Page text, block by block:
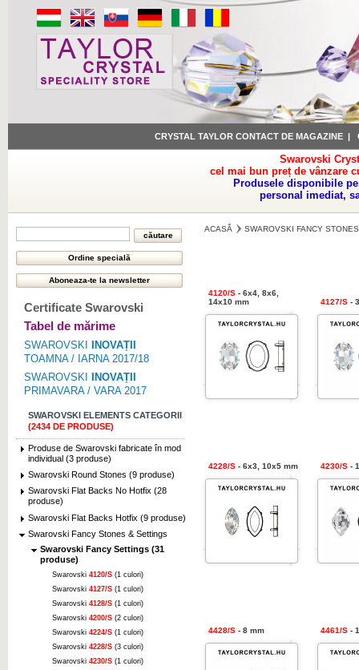
CRYSTAL TAYLOR CONTACT DE MAGAZINE |
Swarovski
cel mai bun preț de vânzare
Produsele disponibile
personal imediat,
Certificate Swarovski
Tabel de mărime
SWAROVSKI
INOVAȚII
TOAMNA / IARNA 2017/18
SWAROVSKI
INOVAȚII
PRIMAVARA / VARA 2017
SWAROVSKI ELEMENTS CATEGORII
(2434 DE PRODUSE)
Produse de Swarovski fabricate în mod
individual (3 produse)
Swarovski Round Stones (9 produse)
Swarovski Flat Backs No Hotfix (28
produse)
Swarovski Flat Backs Hotfix (9 produse)
Swarovski Fancy Stones & Settings
Swarovski Fancy Settings (31
produse)
Swarovski 4120/S (1 culori)
Swarovski 4127/S (1 culori)
Swarovski 4128/S (1 culori)
Swarovski 4200/S (2 culori)
Swarovski 4224/S (1 culori)
Swarovski 4228/S (3 culori)
Swarovski 4230/S (1 culori)
ACASĂ SWAROVSKI FANCY
4120/S - 6x4, 8x6,
14x10 mm
4127/S -
4228/S - 6x3, 10x5 mm 4230/S -
4428/S - 8 mm 4461/S -